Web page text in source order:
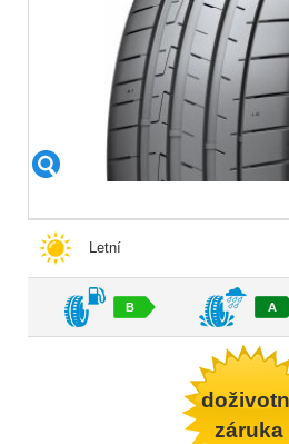
Letní
B A
záruka